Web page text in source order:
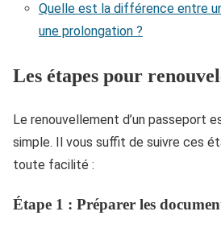
Quelle est la différence entre
une prolongation ?
Les étapes pour
Le renouvellement d’un passeport
simple. Il vous suffit de suivre ces
toute facilité :
Étape 1 : Préparer les